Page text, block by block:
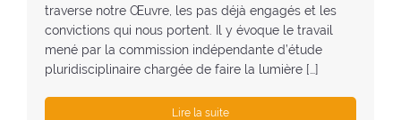
traverse notre Œuvre, les pas déjà engagés et les
convictions qui nous portent. Il y évoque le travail
mené par la commission indépendante d’étude
pluridisciplinaire chargée de faire la lumière […]
Lire la suite